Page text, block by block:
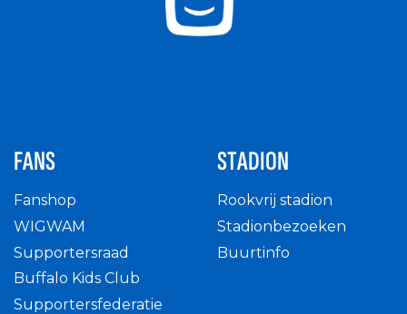
FANS
Fanshop
WIGWAM
Supportersraad
Buffalo Kids Club
Supportersfederatie
STADION
Rookvrij stadion
Stadionbezoeken
Buurtinfo